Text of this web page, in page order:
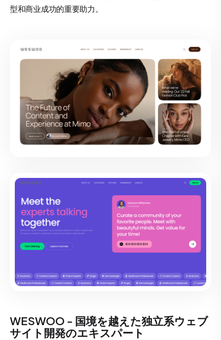
型和商业成功的重要助力。
WESWOO - 国境を越えた独立系ウェブ
サイト開発のエキスパート